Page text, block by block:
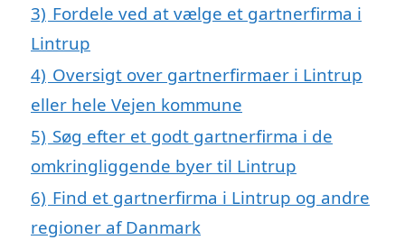
3) Fordele ved at vælge et gartnerfirma i
Lintrup
4) Oversigt over gartnerfirmaer i Lintrup
eller hele Vejen kommune
5) Søg efter et godt gartnerfirma i de
omkringliggende byer til Lintrup
6) Find et gartnerfirma i Lintrup og andre
regioner af Danmark